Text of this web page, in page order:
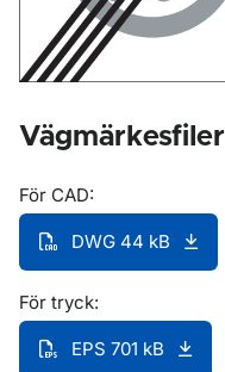
Vägmärkesfiler
För CAD:
DWG 44 kB
För tryck:
EPS 701 kB